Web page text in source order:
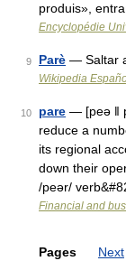
produis»,
Encyclopédie
9 Parè — Saltar
Wikipedia
10 pare — [peə ǁ
reduce a
its regional
down their
/peər/
Financial and
Pages Next